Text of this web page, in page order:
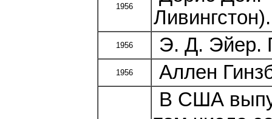
1956
Ливингстон).
1956 Э. Д. Эйер.
1956 Аллен
В США